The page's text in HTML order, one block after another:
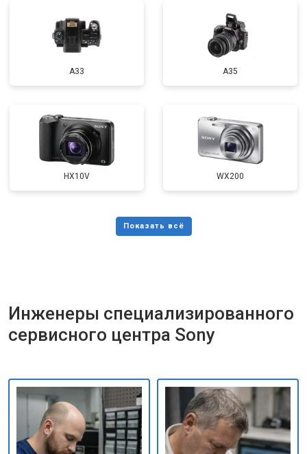
A33 A35
HX10V WX200
Инженеры специализированного
сервисного центра Sony